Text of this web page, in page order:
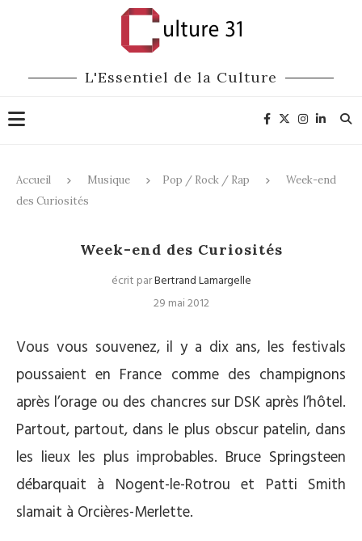
L'Essentiel de la Culture
Accueil Musique Pop / Rock / Rap
Week-end
des Curiosités
Week-end des Curiosités
écrit parBertrand Lamargelle
29 mai 2012
Vous vous souvenez, il y a dix ans, les festivals
poussaient en France comme des champignons
après l’orage ou des chancres sur DSK après l’hôtel.
Partout, partout, dans le plus obscur patelin, dans
les lieux les plus improbables. Bruce Springsteen
débarquait à Nogent-le-Rotrou et Patti Smith
slamait à Orcières-Merlette.